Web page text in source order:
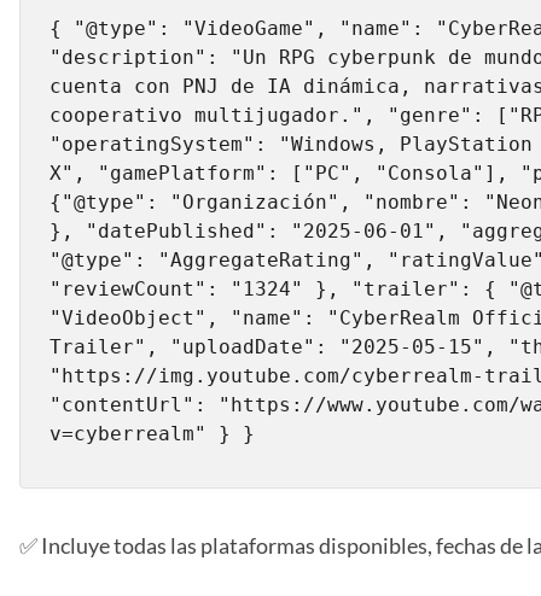
{ "@type": "VideoGame", "name":
"description": "Un RPG cyberpunk de
cuenta con PNJ de IA dinámica,
cooperativo multijugador.", "genre":
"operatingSystem": "Windows,
X", "gamePlatform": ["PC", "Consola"],
{"@type": "Organización", "nombre":
}, "datePublished": "2025-06-01",
"@type": "AggregateRating",
"reviewCount": "1324" }, "trailer": {
"VideoObject", "name": "CyberRealm
Trailer", "uploadDate": "2025-05-15",
"https://img.youtube.com/cyberrealm-
"contentUrl": "https://www.youtube.com/
v=cyberrealm" } }
✅ Incluye todas las plataformas disponibles, fechas de